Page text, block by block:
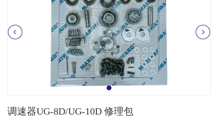
调速器UG-8D/UG-10D 修理包